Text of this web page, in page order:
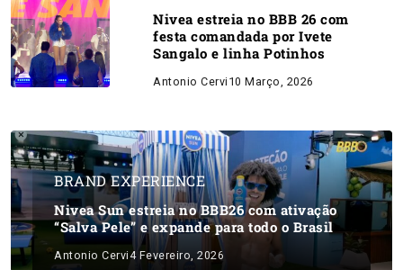
Nivea estreia no BBB 26 com
festa comandada por Ivete
Sangalo e linha Potinhos
Antonio Cervi 10 Março, 2026
BRAND EXPERIENCE
Nivea Sun estreia no BBB26 com ativação
“Salva Pele” e expande para todo o Brasil
Antonio Cervi4 Fevereiro, 2026